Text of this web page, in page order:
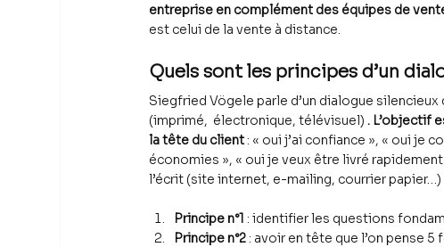
entreprise en complément des équipes de
est celui de la vente à distance.
Quels sont les principes d’un
Siegfried Vögele parle d’un dialogue
(imprimé,  électronique, télévisuel) . L’objectif
la tête du client : « oui j’ai confiance », « oui je
économies », « oui je veux être livré
l’écrit (site internet, e-mailing, courrier
Principe n°1 : identifier les questions
Principe n°2 : avoir en tête que l’on pense 5